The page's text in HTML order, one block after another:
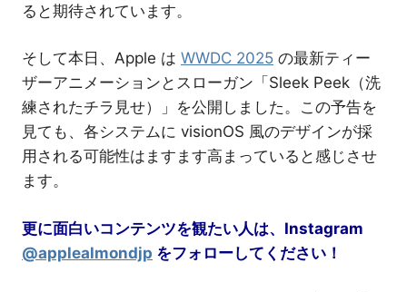
ると期待されています。
そして本日、Apple は WWDC 2025 の最新ティー
ザーアニメーションとスローガン「Sleek Peek（洗
練されたチラ見せ）」を公開しました。この予告を
見ても、各システムに visionOS 風のデザインが採
用される可能性はますます高まっていると感じさせ
ます。
更に面白いコンテンツを観たい人は、Instagram
@applealmondjp をフォローしてください！